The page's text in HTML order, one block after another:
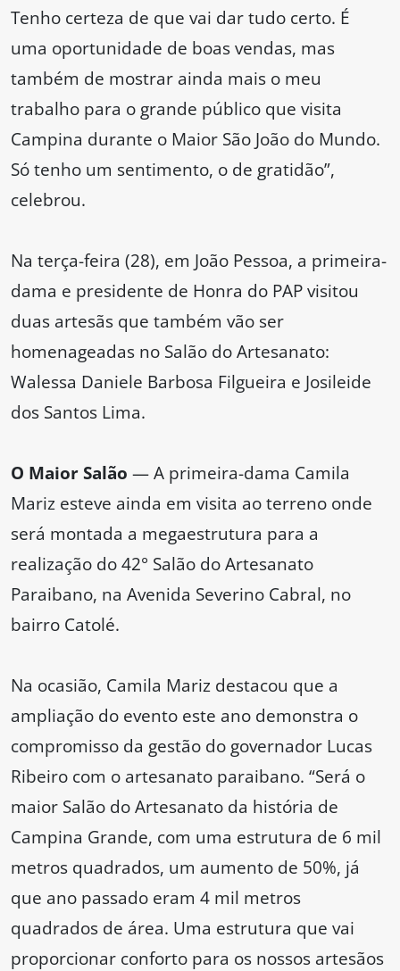
Tenho certeza de que vai dar tudo certo. É
uma oportunidade de boas vendas, mas
também de mostrar ainda mais o meu
trabalho para o grande público que visita
Campina durante o Maior São João do Mundo.
Só tenho um sentimento, o de gratidão”,
celebrou.
Na terça-feira (28), em João Pessoa, a primeira-
dama e presidente de Honra do PAP visitou
duas artesãs que também vão ser
homenageadas no Salão do Artesanato:
Walessa Daniele Barbosa Filgueira e Josileide
dos Santos Lima.
O Maior Salão — A primeira-dama Camila
Mariz esteve ainda em visita ao terreno onde
será montada a megaestrutura para a
realização do 42° Salão do Artesanato
Paraibano, na Avenida Severino Cabral, no
bairro Catolé.
Na ocasião, Camila Mariz destacou que a
ampliação do evento este ano demonstra o
compromisso da gestão do governador Lucas
Ribeiro com o artesanato paraibano. “Será o
maior Salão do Artesanato da história de
Campina Grande, com uma estrutura de 6 mil
metros quadrados, um aumento de 50%, já
que ano passado eram 4 mil metros
quadrados de área. Uma estrutura que vai
proporcionar conforto para os nossos artesãos